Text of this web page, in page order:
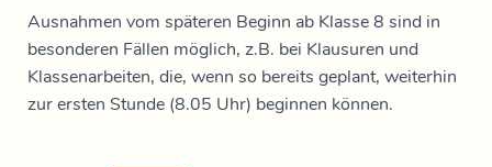
Ausnahmen vom späteren Beginn ab Klasse 8 sind in
besonderen Fällen möglich, z.B. bei Klausuren und
Klassenarbeiten, die, wenn so bereits geplant, weiterhin
zur ersten Stunde (8.05 Uhr) beginnen können.